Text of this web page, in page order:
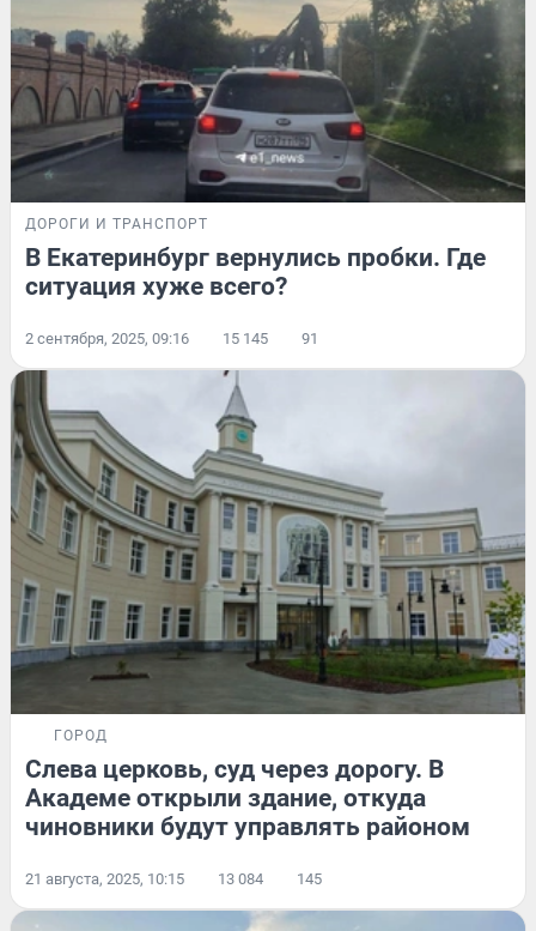
ДОРОГИ И ТРАНСПОРТ
В Екатеринбург вернулись пробки. Где
ситуация хуже всего?
2 сентября, 2025, 09:16 15 145 91
ГОРОД
Слева церковь, суд через дорогу. В
Академе открыли здание, откуда
чиновники будут управлять районом
21 августа, 2025, 10:15 13 084 145